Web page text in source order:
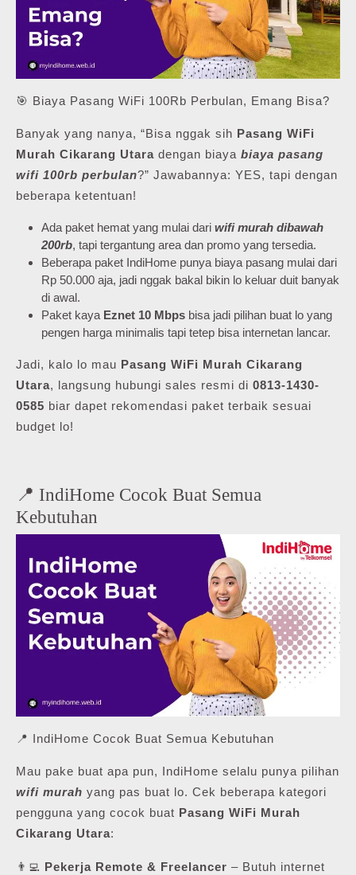
🎯 Biaya Pasang WiFi 100Rb Perbulan, Emang Bisa?
Banyak yang nanya, “Bisa nggak sih Pasang WiFi
Murah Cikarang Utara dengan biaya biaya pasang
wifi 100rb perbulan?” Jawabannya: YES, tapi dengan
beberapa ketentuan!
Ada paket hemat yang mulai dari wifi murah dibawah
200rb, tapi tergantung area dan promo yang tersedia.
Beberapa paket IndiHome punya biaya pasang mulai dari
Rp 50.000 aja, jadi nggak bakal bikin lo keluar duit banyak
di awal.
Paket kaya Eznet 10 Mbps bisa jadi pilihan buat lo yang
pengen harga minimalis tapi tetep bisa internetan lancar.
Jadi, kalo lo mau Pasang WiFi Murah Cikarang
Utara, langsung hubungi sales resmi di 0813-1430-
0585 biar dapet rekomendasi paket terbaik sesuai
budget lo!
📍 IndiHome Cocok Buat Semua
Kebutuhan
📍 IndiHome Cocok Buat Semua Kebutuhan
Mau pake buat apa pun, IndiHome selalu punya pilihan
wifi murah yang pas buat lo. Cek beberapa kategori
pengguna yang cocok buat Pasang WiFi Murah
Cikarang Utara:
👨‍💻 Pekerja Remote & Freelancer – Butuh internet